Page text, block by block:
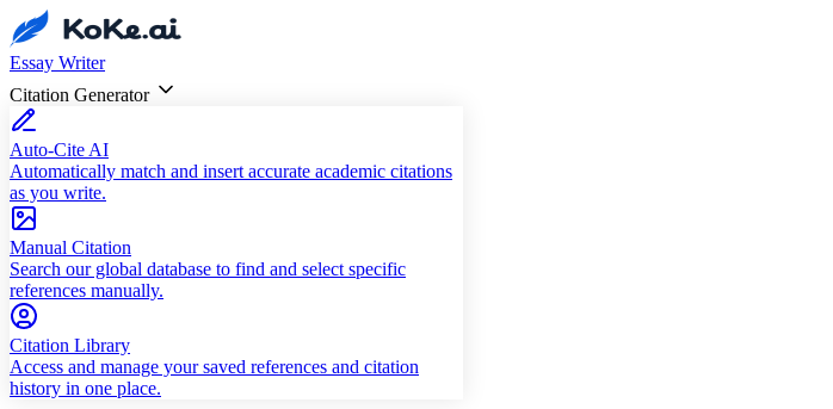
Essay Writer
Citation Generator
Auto-Cite AI
Automatically match and insert accurate academic citations
as you write.
Manual Citation
Search our global database to find and select specific
references manually.
Citation Library
Access and manage your saved references and citation
history in one place.